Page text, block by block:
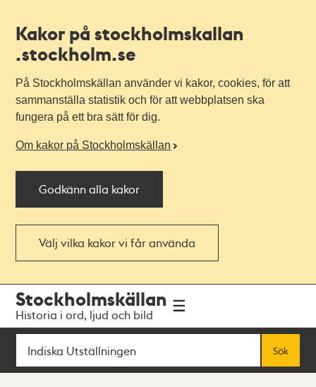
Kakor på stockholmskallan
.stockholm.se
På Stockholmskällan använder vi kakor, cookies, för att
sammanställa statistik och för att webbplatsen ska
fungera på ett bra sätt för dig.
Om kakor på Stockholmskällan
Godkänn alla kakor
Välj vilka kakor vi får använda
navigationen
huvudinnehållet
Stockholmskällan
Historia i ord, ljud och bild
Sök
Sök